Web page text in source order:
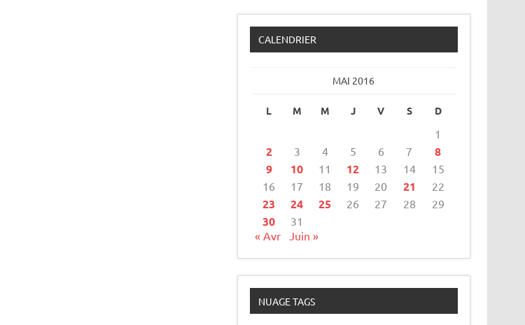
CALENDRIER
MAI 2016
L M M J V S D
1
2 3 4 5 6 7
8
9
10 11 12 13 14
15
16
17 18 19 20 21 22
23 24 25 26 27 28 29
30
31
« Avr
Juin »
NUAGE TAGS